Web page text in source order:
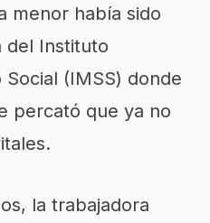
menor había sido
del Instituto
(IMSS) donde
percató que ya no
la trabajadora